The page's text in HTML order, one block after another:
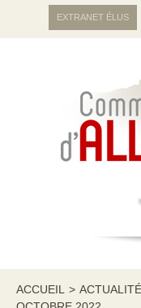
EXTRANET ÉLUS
ACCUEIL >